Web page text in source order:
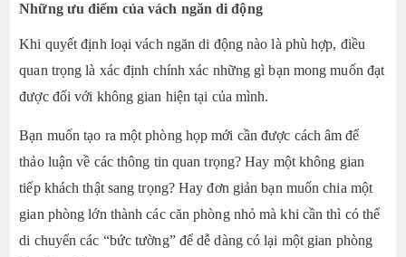
Những ưu điểm của vách ngăn di động
Khi quyết định loại vách ngăn di động nào là phù hợp, điều
quan trọng là xác định chính xác những gì bạn mong muốn đạt
được đối với không gian hiện tại của mình.
Bạn muốn tạo ra một phòng họp mới cần được cách âm để
thảo luận về các thông tin quan trọng? Hay một không gian
tiếp khách thật sang trọng? Hay đơn giản bạn muốn chia một
gian phòng lớn thành các căn phòng nhỏ mà khi cần thì có thể
di chuyển các “bức tường” để dễ dàng có lại một gian phòng